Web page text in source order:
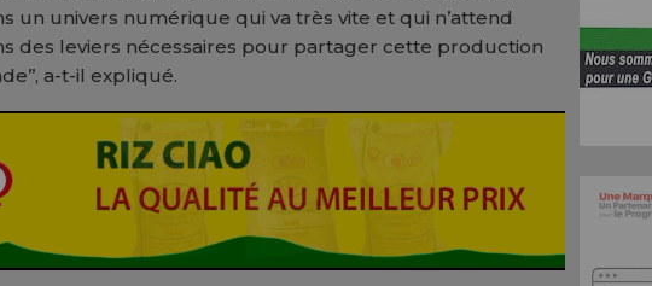
un univers numérique qui va très vite et qui n’attend
des leviers nécessaires pour partager cette production
a-t-il expliqué.